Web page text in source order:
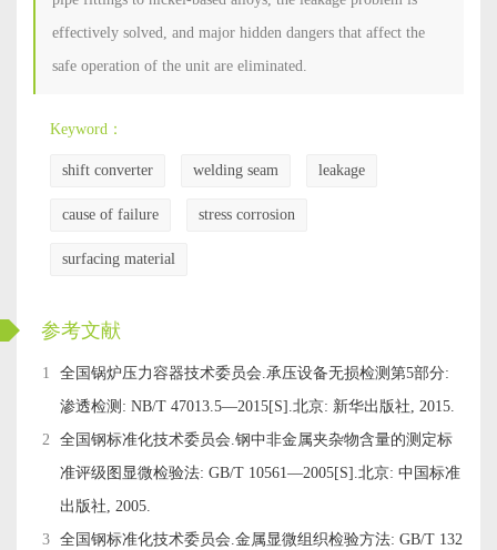
effectively solved, and major hidden dangers that affect the
safe operation of the unit are eliminated.
Keyword：
shift converter welding seam leakage
cause of failure stress corrosion
surfacing material
ckwx
参考文献
1
全国锅炉压力容器技术委员会.承压设备无损检测第5部分:
渗透检测: NB/T 47013.5—2015[S].北京: 新华出版社, 2015.
2 全国钢标准化技术委员会.钢中非金属夹杂物含量的测定标
准评级图显微检验法: GB/T 10561—2005[S].北京: 中国标准
出版社, 2005.
3 全国钢标准化技术委员会.金属显微组织检验方法: GB/T 132